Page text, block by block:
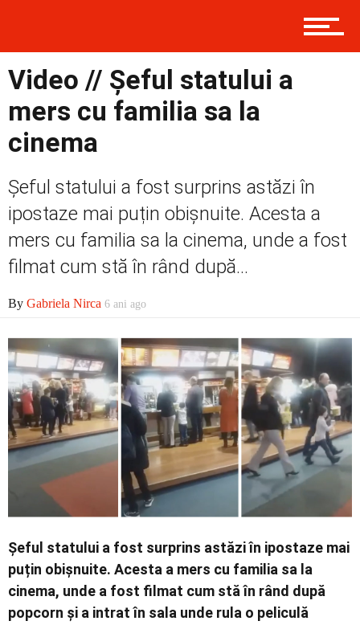
Prima
Social
Economic
Contact
Video // Șeful statului a
mers cu familia sa la
cinema
Șeful statului a fost surprins astăzi în
ipostaze mai puțin obișnuite. Acesta a
mers cu familia sa la cinema, unde a fost
filmat cum stă în rând după...
By Gabriela Nirca 6 ani ago
Șeful statului a fost surprins astăzi în ipostaze mai
puțin obișnuite. Acesta a mers cu familia sa la
cinema, unde a fost filmat cum stă în rând după
popcorn și a intrat în sala unde rula o peliculă